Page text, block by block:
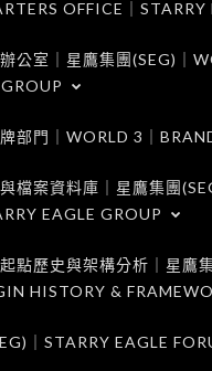
OFFICE｜STARRY
公室｜星鷹集團(SEG)
部門｜WORLD 3｜
檔案資料庫｜星鷹集團
EAGLE GROUP
點歷史與架構分析｜星鷹
HISTORY &
｜STARRY EAGLE